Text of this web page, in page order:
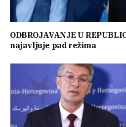
ODBROJAVANJE U
najavljuje pad režima